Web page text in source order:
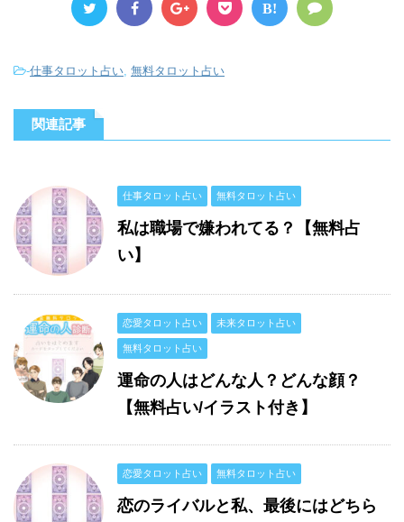
B!
-仕事タロット占い, 無料タロット占い
関連記事
仕事タロット占い 無料タロット占い
私は職場で嫌われてる？【無料占
い】
恋愛タロット占い 未来タロット占い
無料タロット占い
運命の人はどんな人？どんな顔？
【無料占い/イラスト付き】
恋愛タロット占い 無料タロット占い
恋のライバルと私、最後にはどちら